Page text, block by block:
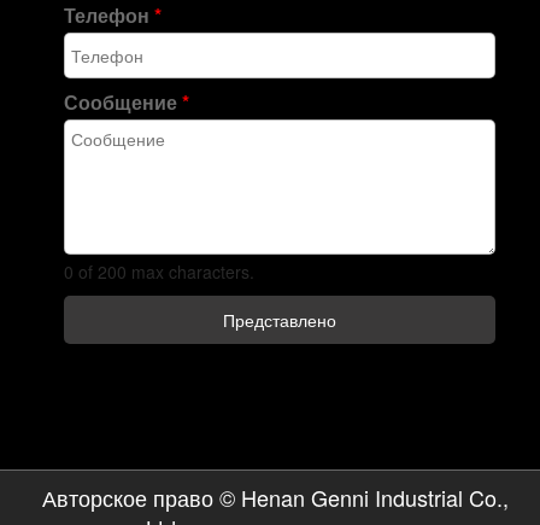
Телефон*
Сообщение*
0 of 200 max characters.
Представлено
Авторское право © Henan Genni Industrial Co.,